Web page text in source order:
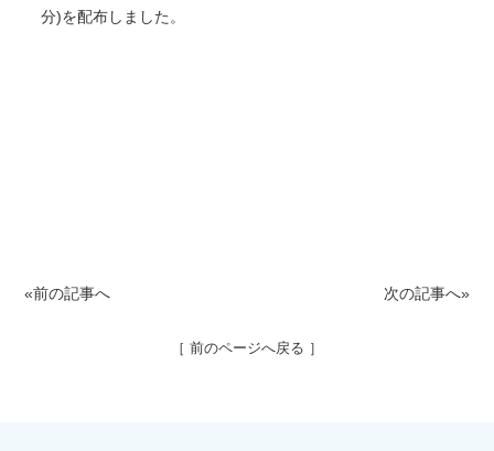
分)を配布しました。
«前の記事へ 次の記事へ»
［ 前のページへ戻る ］